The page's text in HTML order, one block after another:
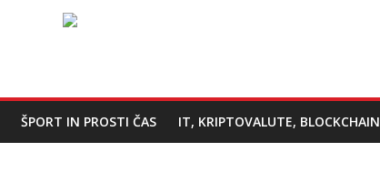
ŠPORT IN PROSTI ČAS IT, KRIPTOVALUTE, BLOCKCHAIN